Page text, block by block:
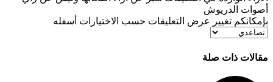
الدريوش
تغيير عرض التعليقات حسب الاختيارات أسفله
ذات صلة